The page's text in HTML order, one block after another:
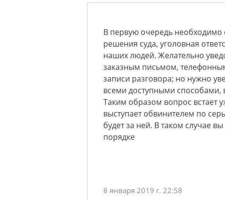
В первую очередь необходимо
решения суда, уголовная
наших людей. Желательно
заказным письмом,
записи разговора; но нужно
всеми доступными способами,
Таким образом вопрос встает
выступает обвинителем по
будет за ней. В таком случае
порядке
8 января 2019 г. 22:58